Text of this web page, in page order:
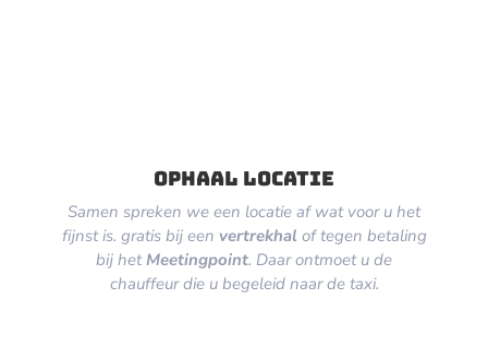
ophaal locatie
Samen spreken we een locatie af wat voor u het
fijnst is. gratis bij een vertrekhal of tegen betaling
bij hetMeetingpoint. Daar ontmoet u de
chauffeur die u begeleid naar de taxi.